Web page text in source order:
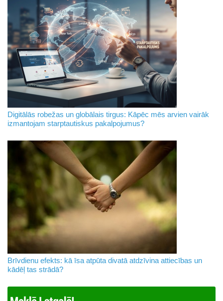
Digitālās robežas un globālais tirgus: Kāpēc mēs arvien vairāk
izmantojam starptautiskus pakalpojumus?
Brīvdienu efekts: kā īsa atpūta divatā atdzīvina attiecības un
kādēļ tas strādā?